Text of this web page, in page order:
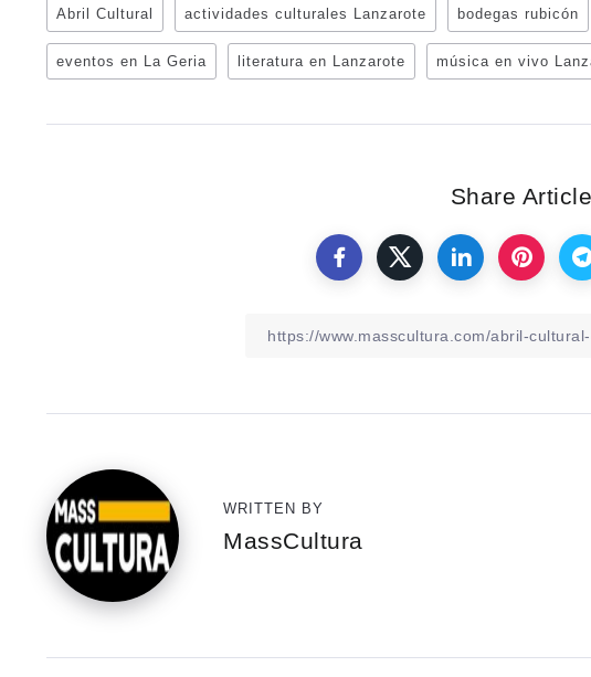
Abril Cultural actividades culturales Lanzarote bodegas rubicón
eventos en La Geria literatura en Lanzarote música en vivo
Share Article
WRITTEN BY
MassCultura